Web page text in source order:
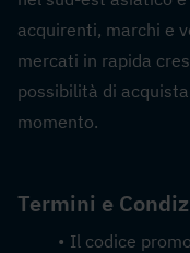
acquirenti, marchi e
mercati in rapida
possibilità di
momento.
Termini e
Il codice